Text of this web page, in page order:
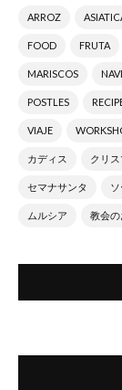
ARROZ
FOOD FRUTA
MARISCOS
POSTLES
VIAJE
カディス クリス
セマナサンタ ソ
ムルシア 教会